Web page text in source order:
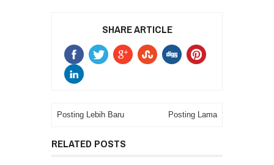
SHARE ARTICLE
Posting Lebih Baru Posting Lama
RELATED POSTS